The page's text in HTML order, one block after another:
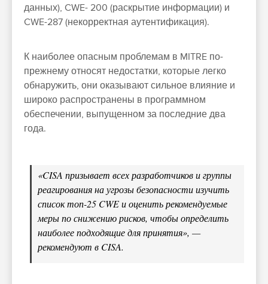
данных), CWE- 200 (раскрытие информации) и
CWE-287 (некорректная аутентификация).
К наиболее опасным проблемам в MITRE по-
прежнему относят недостатки, которые легко
обнаружить, они оказывают сильное влияние и
широко распространены в программном
обеспечении, выпущенном за последние два
года.
«CISA призывает всех разработчиков и группы
реагирования на угрозы безопасности изучить
список топ-25 CWE и оценить рекомендуемые
меры по снижению рисков, чтобы определить
наиболее подходящие для принятия», —
рекомендуют в CISA.